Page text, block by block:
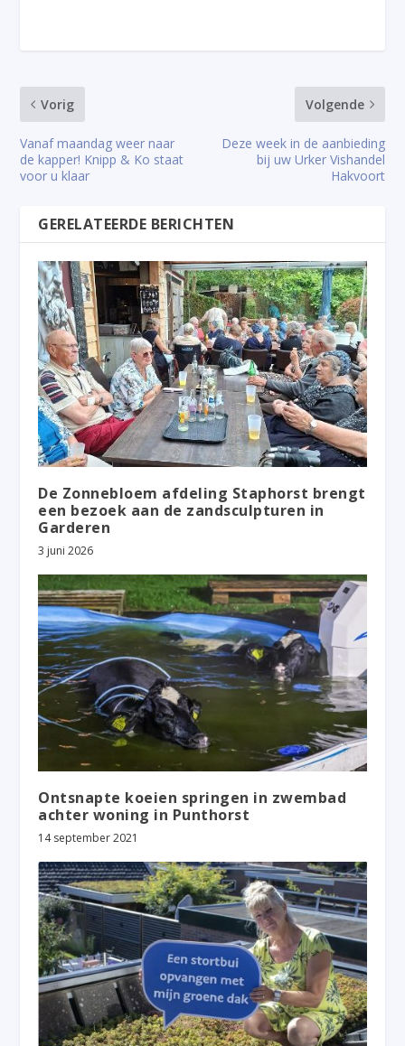
Vorig
Vanaf maandag weer naar
de kapper! Knipp & Ko staat
voor u klaar
Volgende
Deze week in de aanbieding
bij uw Urker Vishandel
Hakvoort
GERELATEERDE BERICHTEN
De Zonnebloem afdeling Staphorst brengt
een bezoek aan de zandsculpturen in
Garderen
3 juni 2026
Ontsnapte koeien springen in zwembad
achter woning in Punthorst
14 september 2021